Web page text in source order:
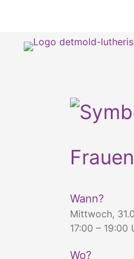
Wann?
Mittwoch,
17:00 – 19:00
Wo?